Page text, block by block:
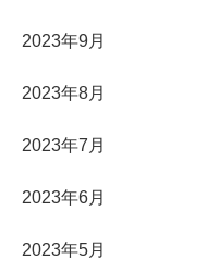
2023年9月
2023年8月
2023年7月
2023年6月
2023年5月